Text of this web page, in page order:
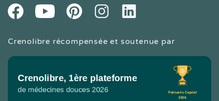
FacebookYoutube PinteresetInstagramLinkedIn
Crenolibre récompensée et soutenue par